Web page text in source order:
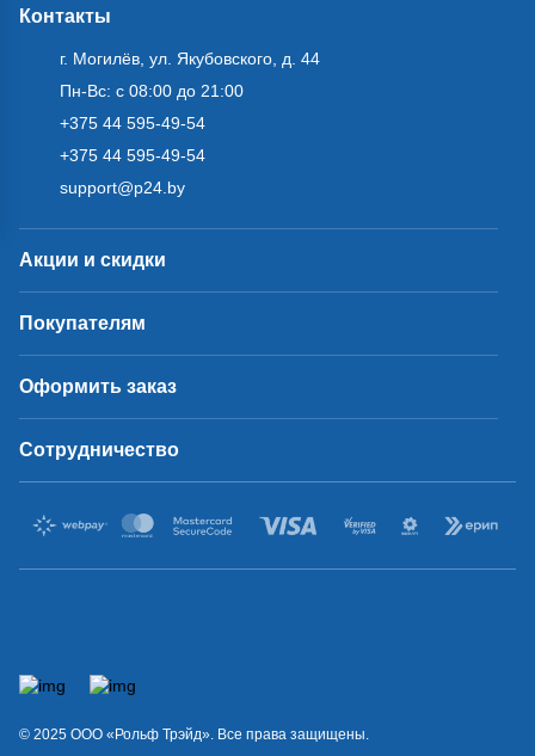
Контакты
г. Могилёв, ул. Якубовского, д. 44
Пн-Вс: с 08:00 до 21:00
+375 44 595-49-54
+375 44 595-49-54
support@p24.by
Акции и скидки
Покупателям
Оформить заказ
Сотрудничество
© 2025 OOO «Рольф Трэйд». Все права защищены.